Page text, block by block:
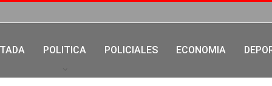
POLITICA POLICIALES ECONOMIA